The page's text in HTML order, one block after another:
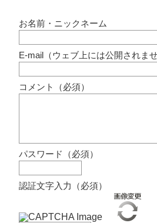
お名前・ニックネーム
E-mail（ウェブ上には公開されませ
コメント（必須）
パスワード（必須）
認証文字入力（必須）